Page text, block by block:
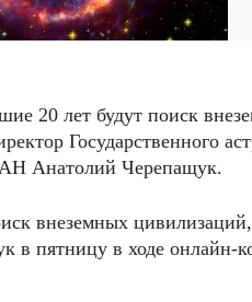
20 лет будут поиск
Государственного
Анатолий Черепащук.
внеземных
в пятницу в ходе онлайн-